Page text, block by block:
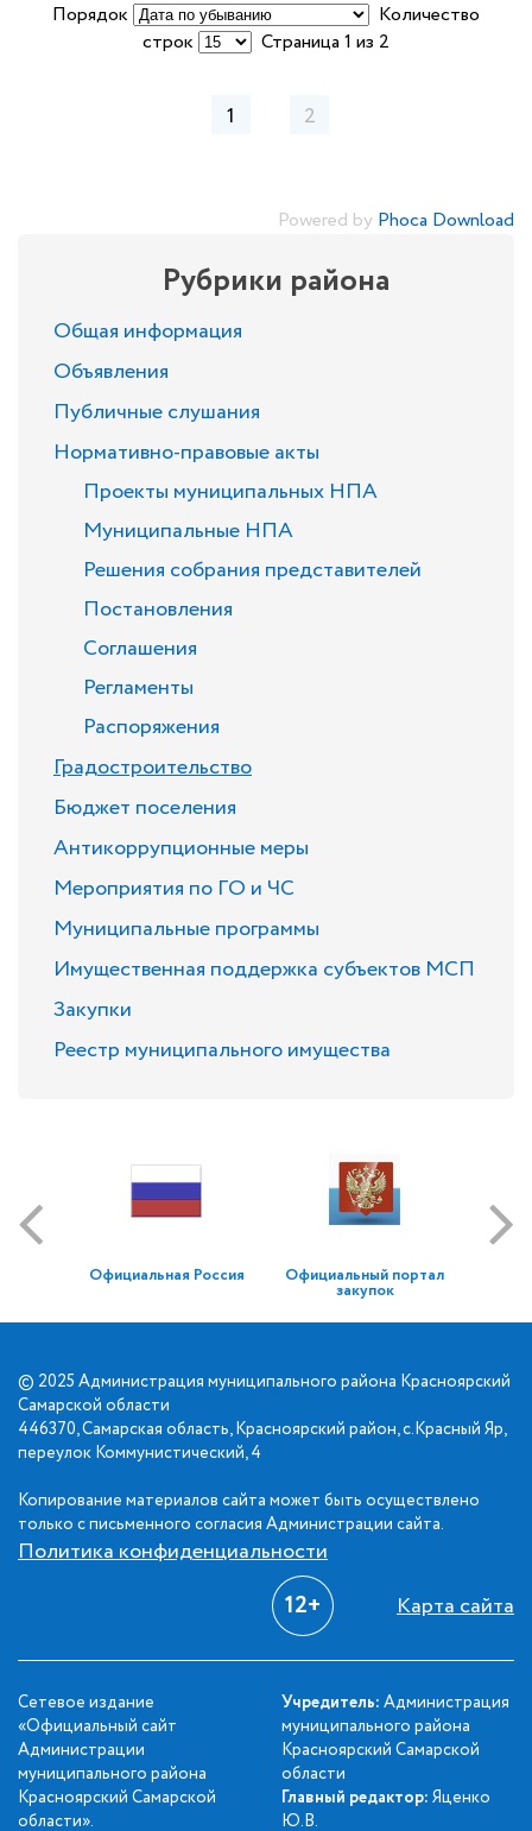
Порядок
Количество
строк
Страница 1 из 2
1 2
Powered by Phoca Download
Рубрики района
Общая информация
Объявления
Публичные слушания
Нормативно-правовые акты
Проекты муниципальных НПА
Муниципальные НПА
Решения собрания представителей
Постановления
Соглашения
Регламенты
Распоряжения
Градостроительство
Бюджет поселения
Антикоррупционные меры
Мероприятия по ГО и ЧС
Муниципальные программы
Имущественная поддержка субъектов МСП
Закупки
Реестр муниципального имущества
Официальная Россия Официальный портал
закупок
© 2025 Администрация муниципального района Красноярский
Самарской области
446370, Самарская область, Красноярский район, с.Красный Яр,
переулок Коммунистический, 4
Копирование материалов сайта может быть осуществлено
только с письменного согласия Администрации сайта.
Политика конфиденциальности
12+ Карта сайта
Сетевое издание
«Официальный сайт
Администрации
муниципального района
Красноярский Самарской
области».
Учредитель: Администрация
муниципального района
Красноярский Самарской
области
Главный редактор: Яценко
Ю.В.